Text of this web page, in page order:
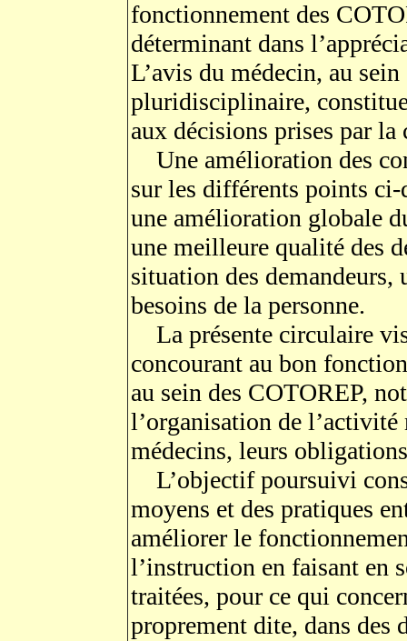
fonctionnement des
déterminant dans
L’avis du médecin, au
pluridisciplinaire,
aux décisions prises par
Une amélioration des
sur les différents points ci-
une amélioration globale
une meilleure qualité des
situation des demandeurs,
besoins de la personne.
La présente circulaire
concourant au bon
au sein des COTOREP,
l’organisation de
médecins, leurs
L’objectif poursuivi
moyens et des pratiques
améliorer le
l’instruction en faisant en
traitées, pour ce qui
proprement dite, dans des